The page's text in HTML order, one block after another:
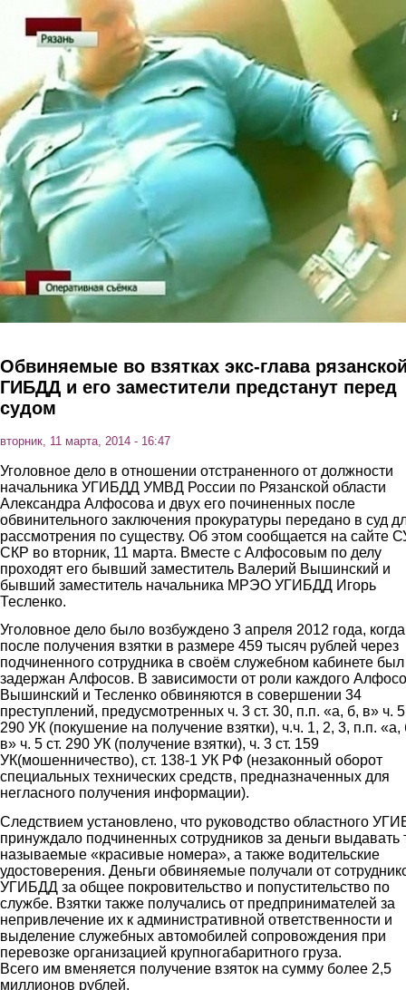
Перейти к основному содержанию
Обвиняемые во взятках экс-глава
ГИБДД и его заместители предстанут перед
судом
вторник, 11 марта, 2014 - 16:47
Уголовное дело в отношении отстраненного от должности
начальника УГИБДД УМВД России по Рязанской области
Александра Алфосова и двух его починенных после
обвинительного заключения прокуратуры передано в суд
рассмотрения по существу. Об этом сообщается на сайте
СКР во вторник, 11 марта. Вместе с Алфосовым по делу
проходят его бывший заместитель Валерий Вышинский и
бывший заместитель начальника МРЭО УГИБДД Игорь
Тесленко.
Уголовное дело было возбуждено 3 апреля 2012 года, когда
после получения взятки в размере 459 тысяч рублей через
подчиненного сотрудника в своём служебном кабинете был
задержан Алфосов. В зависимости от роли каждого
Вышинский и Тесленко обвиняются в совершении 34
преступлений, предусмотренных ч. 3 ст. 30, п.п. «а, б, в» ч. 5
290 УК (покушение на получение взятки), ч.ч. 1, 2, 3, п.п. «а,
в» ч. 5 ст. 290 УК (получение взятки), ч. 3 ст. 159
УК(мошенничество), ст. 138-1 УК РФ (незаконный оборот
специальных технических средств, предназначенных для
негласного получения информации).
Следствием установлено, что руководство областного
принуждало подчиненных сотрудников за деньги выдавать
называемые «красивые номера», а также водительские
удостоверения. Деньги обвиняемые получали от
УГИБДД за общее покровительство и попустительство по
службе. Взятки также получались от предпринимателей за
непривлечение их к административной ответственности и
выделение служебных автомобилей сопровождения при
перевозке организацией крупногабаритного груза.
Всего им вменяется получение взяток на сумму более 2,5
миллионов рублей.